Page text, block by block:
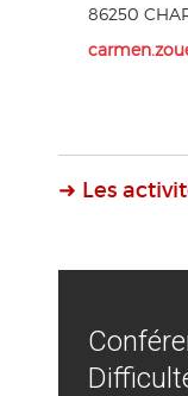
86250
➜ Les